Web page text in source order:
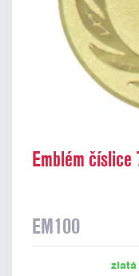
Emblém číslice
EM100
zlatá